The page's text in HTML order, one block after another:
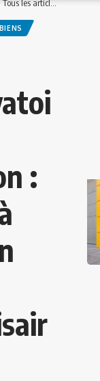
Tous les articles >
: